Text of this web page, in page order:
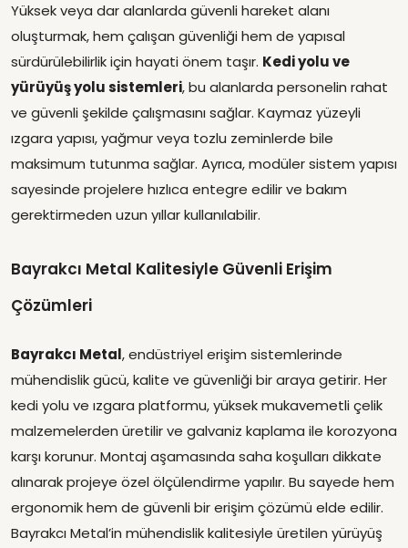
Yüksek veya dar alanlarda güvenli hareket alanı
oluşturmak, hem çalışan güvenliği hem de yapısal
sürdürülebilirlik için hayati önem taşır. Kedi yolu ve
yürüyüş yolu sistemleri, bu alanlarda personelin rahat
ve güvenli şekilde çalışmasını sağlar. Kaymaz yüzeyli
ızgara yapısı, yağmur veya tozlu zeminlerde bile
maksimum tutunma sağlar. Ayrıca, modüler sistem yapısı
sayesinde projelere hızlıca entegre edilir ve bakım
gerektirmeden uzun yıllar kullanılabilir.
Bayrakcı Metal Kalitesiyle Güvenli Erişim
Çözümleri
Bayrakcı Metal, endüstriyel erişim sistemlerinde
mühendislik gücü, kalite ve güvenliği bir araya getirir. Her
kedi yolu ve ızgara platformu, yüksek mukavemetli çelik
malzemelerden üretilir ve galvaniz kaplama ile korozyona
karşı korunur. Montaj aşamasında saha koşulları dikkate
alınarak projeye özel ölçülendirme yapılır. Bu sayede hem
ergonomik hem de güvenli bir erişim çözümü elde edilir.
Bayrakcı Metal’in mühendislik kalitesiyle üretilen yürüyüş